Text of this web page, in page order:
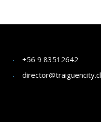
+56 9 83512642
director@traiguencity.cl